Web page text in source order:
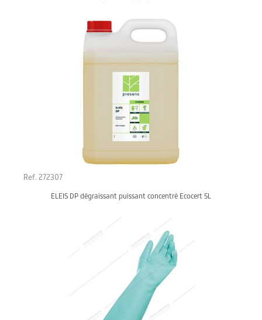
Ref. 272307
ELEIS DP dégraissant puissant concentré Ecocert 5L